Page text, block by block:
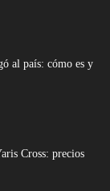
al país: cómo es y
Cross: precios